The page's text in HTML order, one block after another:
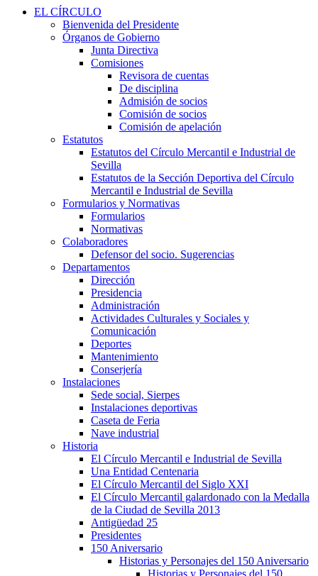
EL CÍRCULO
Bienvenida del Presidente
Órganos de Gobierno
Junta Directiva
Comisiones
Revisora de cuentas
De disciplina
Admisión de socios
Comisión de socios
Comisión de apelación
Estatutos
Estatutos del Círculo Mercantil e Industrial de
Sevilla
Estatutos de la Sección Deportiva del Círculo
Mercantil e Industrial de Sevilla
Formularios y Normativas
Formularios
Normativas
Colaboradores
Defensor del socio. Sugerencias
Departamentos
Dirección
Presidencia
Administración
Actividades Culturales y Sociales y
Comunicación
Deportes
Mantenimiento
Conserjería
Instalaciones
Sede social, Sierpes
Instalaciones deportivas
Caseta de Feria
Nave industrial
Historia
El Círculo Mercantil e Industrial de Sevilla
Una Entidad Centenaria
El Círculo Mercantil del Siglo XXI
El Círculo Mercantil galardonado con la Medalla
de la Ciudad de Sevilla 2013
Antigüedad 25
Presidentes
150 Aniversario
Historias y Personajes del 150 Aniversario